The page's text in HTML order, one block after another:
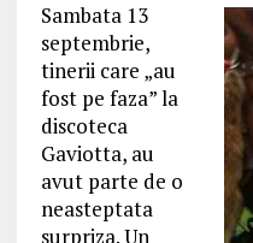
Sambata 13
septembrie,
tinerii care „au
fost pe faza” la
discoteca
Gaviotta, au
avut parte de o
neasteptata
surpriza. Un